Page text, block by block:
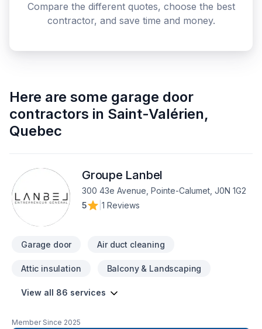
Compare the different quotes, choose the best
contractor, and save time and money.
Here are some garage door
contractors in Saint-Valérien,
Quebec
Groupe Lanbel
300 43e Avenue, Pointe-Calumet, J0N 1G2
5
1 Reviews
Garage door Air duct cleaning
Attic insulation Balcony & Landscaping
View all 86 services
Member Since 2025